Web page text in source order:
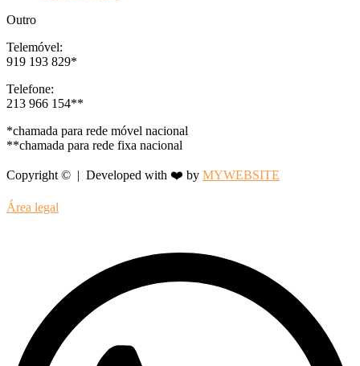
Outro
Telemóvel:
919 193 829*
Telefone:
213 966 154**
*chamada para rede móvel nacional
**chamada para rede fixa nacional
Copyright © | Developed with ❤️ by MYWEBSITE
Área legal